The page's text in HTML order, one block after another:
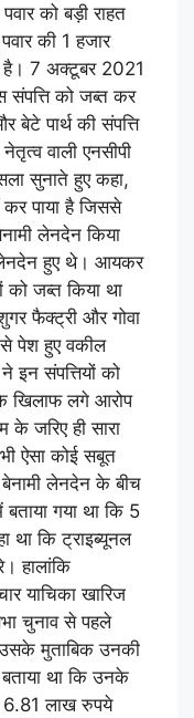
को बड़ी राहत
की 1 हजार
है। 7 अक्टूबर 2021
संपत्ति को जब्त कर
बेटे पार्थ की संपत्ति
वाली एनसीपी
सुनाते हुए कहा,
पाया है जिससे
लेनदेन किया
लेनदेन हुए थे। आयकर
को जब्त किया था
फैक्ट्री और गोवा
से पेश हुए वकील
इन संपत्तियों को
खिलाफ लगे आरोप
के जरिए ही सारा
ऐसा कोई सबूत
बेनामी लेनदेन के बीच
बताया गया था कि 5
कि ट्राइब्यूनल
हालांकि
याचिका खारिज
चुनाव से पहले
उसके मुताबिक उनकी
था कि उनके
लाख रुपये